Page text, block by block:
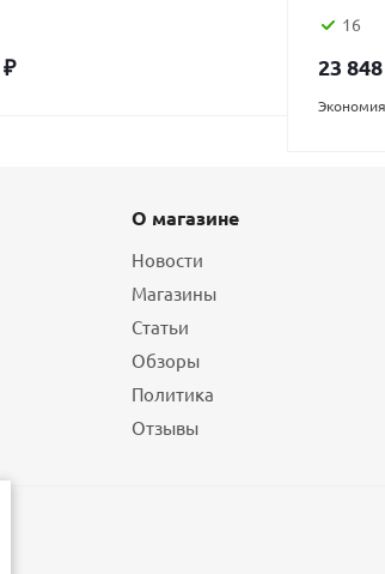
₽
16
23 848
Экономия
О магазине
Новости
Магазины
Статьи
Обзоры
Политика
Отзывы